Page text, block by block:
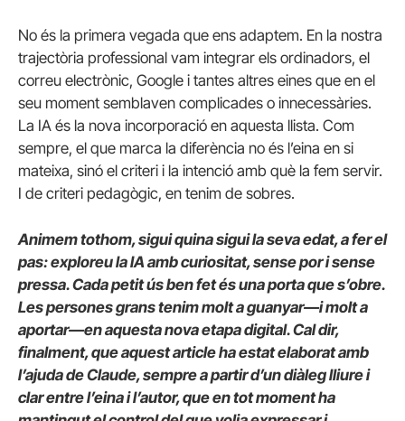
No és la primera vegada que ens adaptem. En la nostra
trajectòria professional vam integrar els ordinadors, el
correu electrònic, Google i tantes altres eines que en el
seu moment semblaven complicades o innecessàries.
La IA és la nova incorporació en aquesta llista. Com
sempre, el que marca la diferència no és l’eina en si
mateixa, sinó el criteri i la intenció amb què la fem servir.
I de criteri pedagògic, en tenim de sobres.
Animem tothom, sigui quina sigui la seva edat, a fer el
pas: exploreu la IA amb curiositat, sense por i sense
pressa. Cada petit ús ben fet és una porta que s’obre.
Les persones grans tenim molt a guanyar—i molt a
aportar—en aquesta nova etapa digital. Cal dir,
finalment, que aquest article ha estat elaborat amb
l’ajuda de Claude, sempre a partir d’un diàleg lliure i
clar entre l’eina i l’autor, que en tot moment ha